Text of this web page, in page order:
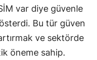
Kahramanmaraş
Mardin
var diye güvenle
Bu tür güven
ve sektörde
öneme sahip.